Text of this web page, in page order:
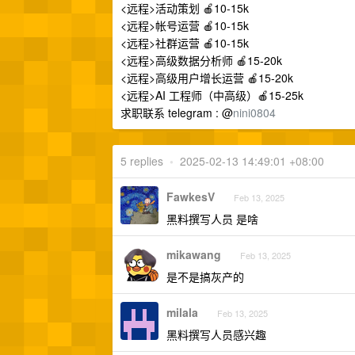
<远程>活动策划 🍎10-15k
<远程>帐号运营 🍎10-15k
<远程>社群运营 🍎10-15k
<远程>高级数据分析师 🍎15-20k
<远程>高级用户增长运营 🍎15-20k
<远程>AI 工程师（中高级）🍎15-25k
求职联系 telegram : @nini0804
5 replies • 2025-02-13 14:49:01 +08:00
FawkesV Feb 13, 2025
黑料撰写人员 是啥
mikawang Feb 13, 2025
是不是搞灰产的
milala Feb 13, 2025
黑料撰写人员感兴趣